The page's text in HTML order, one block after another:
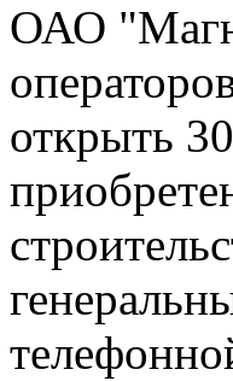
ОАО
открыть